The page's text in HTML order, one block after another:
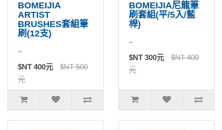
BOMEIJIA
ARTIST
BRUSHES套組筆
刷(12支)
..
$NT 400元
$NT 500
元
BOMEIJIA尼龍筆
刷套組(平/5入/藍
桿)
..
$NT 300元
$NT 400
元